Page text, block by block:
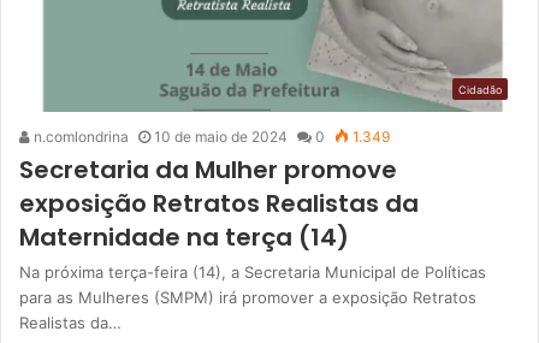
Cidadão
n.comlondrina 10 de maio de 2024 0 1.349
Secretaria da Mulher promove
exposição Retratos Realistas da
Maternidade na terça (14)
Na próxima terça-feira (14), a Secretaria Municipal de Políticas
para as Mulheres (SMPM) irá promover a exposição Retratos
Realistas da…